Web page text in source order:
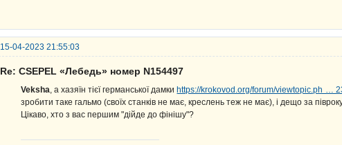
15-04-2023 21:55:03
Re: CSEPEL «Лебедь» номер N154497
Veksha, а хазяїн тієї германської дамкиhttps://krokovod.org/forum/viewtopic.ph …
зробити таке гальмо (своїх станків не має, креслень теж не має), і дещо за
Цікаво, хто з вас першим "дійде до фінішу"?